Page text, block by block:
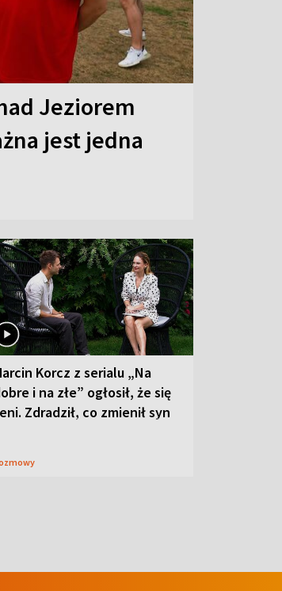
Jeziorem
jest jedna
Korcz z serialu „Na
i na złe” ogłosił, że się
Zdradził, co zmienił syn